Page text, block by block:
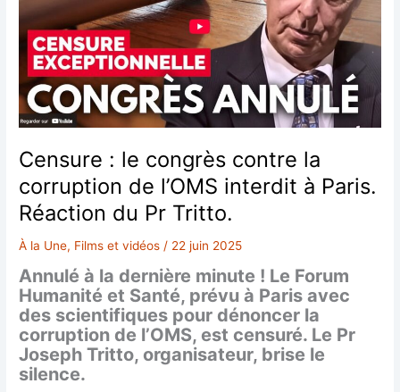
Censure : le congrès contre la
corruption de l’OMS interdit à Paris.
Réaction du Pr Tritto.
À la Une, Films et vidéos / 22 juin 2025
Annulé à la dernière minute ! Le Forum
Humanité et Santé, prévu à Paris avec
des scientifiques pour dénoncer la
corruption de l’OMS, est censuré. Le Pr
Joseph Tritto, organisateur, brise le
silence.